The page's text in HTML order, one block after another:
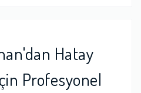
Hatay
Profesyonel